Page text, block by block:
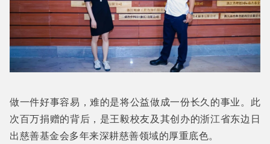
做一件好事容易，难的是将公益做成一份长久的事业。此
次百万捐赠的背后，是王毅校友及其创办的浙江省东边日
出慈善基金会多年来深耕慈善领域的厚重底色。